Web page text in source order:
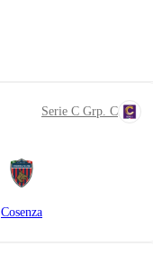
Serie C Grp. C
Cosenza